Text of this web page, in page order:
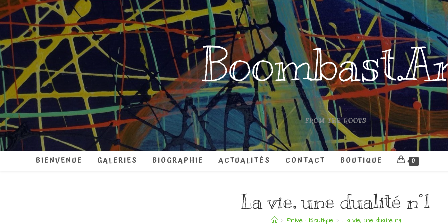
Skip
to
content
FROM THE ROOTS
BIENVENUE GALERIES BIOGRAPHIE ACTUALITÉS CONTACT BOUTIQUE 0
La vie, une dualité n°1
> Privé : Boutique > La vie, une dualité n°1